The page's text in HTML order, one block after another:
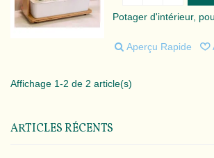
Potager d'intérieur,
Aperçu Rapide
Affichage 1-2 de 2 article(s)
ARTICLES RÉCENTS